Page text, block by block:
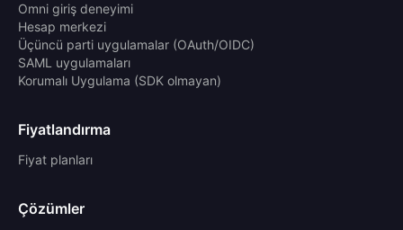
Omni giriş deneyimi
Hesap merkezi
Üçüncü parti uygulamalar (OAuth/OIDC)
SAML uygulamaları
Korumalı Uygulama (SDK olmayan)
Fiyatlandırma
Fiyat planları
Çözümler